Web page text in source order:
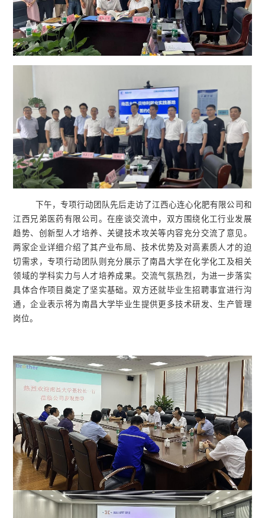
下午，专项行动团队先后走访了江西心连心化肥有限公司和
江西兄弟医药有限公司。在座谈交流中，双方围绕化工行业发展
趋势、创新型人才培养、关键技术攻关等内容充分交流了意见。
两家企业详细介绍了其产业布局、技术优势及对高素质人才的迫
切需求，专项行动团队则充分展示了南昌大学在化学化工及相关
领域的学科实力与人才培养成果。交流气氛热烈，为进一步落实
具体合作项目奠定了坚实基础。双方还就毕业生招聘事宜进行沟
通，企业表示将为南昌大学毕业生提供更多技术研发、生产管理
岗位。